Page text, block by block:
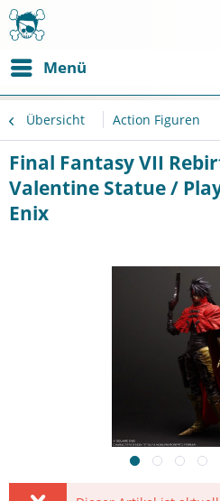
Menü
Übersicht Action Figuren
Final Fantasy VII
Valentine Statue /
Enix